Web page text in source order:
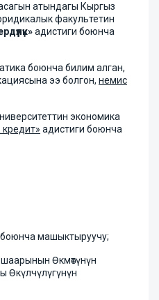
атындагы Кыргыз
факультетин
адистиги боюнча
боюнча билим алган,
ээ болгон, немис
экономика
адистиги боюнча
машыктыруучу;
Өкмөтүнүн
Өкүлчүлүгүнүн